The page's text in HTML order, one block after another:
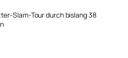
Slam-Tour durch bislang 38